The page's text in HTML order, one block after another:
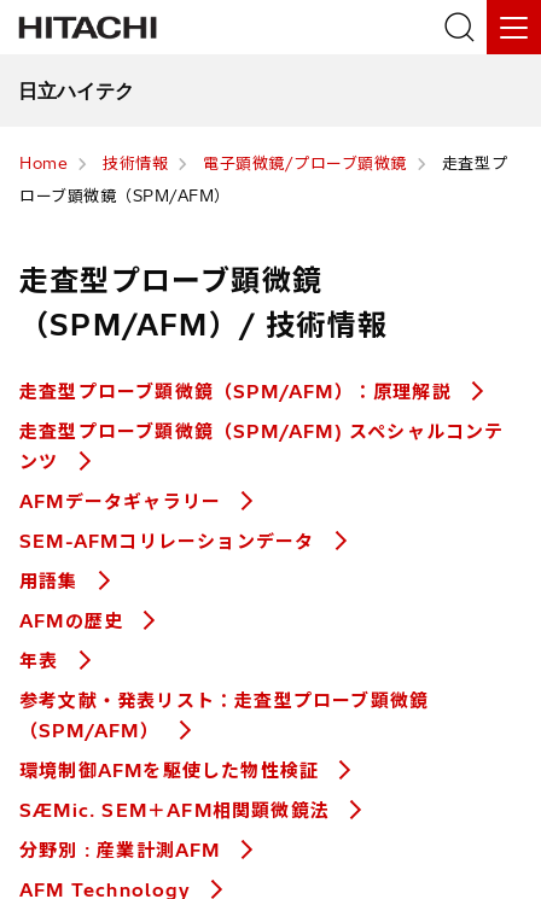
日立ハイテク
Home 技術情報 電子顕微鏡/プローブ顕微鏡
走査型プ
ローブ顕微鏡（SPM/AFM）
走査型プローブ顕微鏡
（SPM/AFM）/ 技術情報
走査型プローブ顕微鏡（SPM/AFM）：原理解説
走査型プローブ顕微鏡（SPM/AFM) スペシャルコンテ
ンツ
AFMデータギャラリー
SEM-AFMコリレーションデータ
用語集
AFMの歴史
年表
参考文献・発表リスト：走査型プローブ顕微鏡
（SPM/AFM）
環境制御AFMを駆使した物性検証
SÆMic. SEM＋AFM相関顕微鏡法
分野別 : 産業計測AFM
AFM Technology